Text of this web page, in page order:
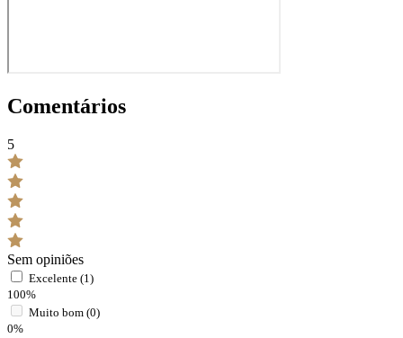
Comentários
5
Sem opiniões
Excelente (1)
100%
Muito bom (0)
0%